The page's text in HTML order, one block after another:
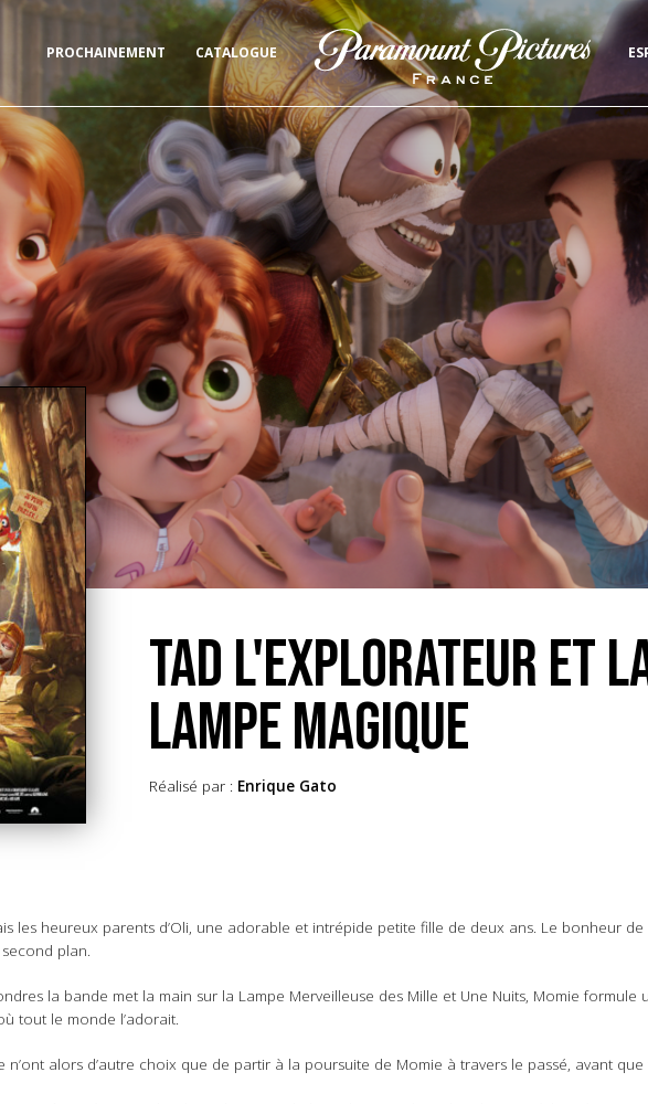
PROCHAINEMENT CATALOGUE
TAD L'EXPLORATEUR ET
LAMPE MAGIQUE
Réalisé par : Enrique Gato
les heureux parents d’Oli, une adorable et intrépide petite fille de deux ans. Le bonheur
plan.
la bande met la main sur la Lampe Merveilleuse des Mille et Une Nuits, Momie
tout le monde l’adorait.
n’ont alors d’autre choix que de partir à la poursuite de Momie à travers le passé, avant